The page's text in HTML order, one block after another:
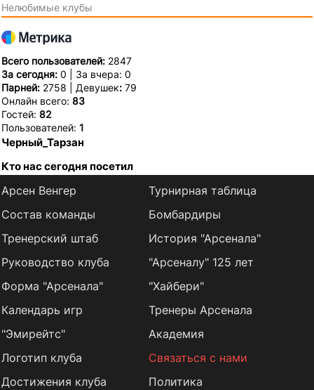
Нелюбимые клубы
Всего пользователей: 2847
За сегодня: 0 | За вчера: 0
Парней: 2758 | Девушек: 79
Онлайн всего: 83
Гостей: 82
Пользователей: 1
Черный_Тарзан
Кто нас сегодня посетил
Арсен Венгер
Состав команды
Тренерский штаб
Руководство клуба
Форма "Арсенала"
Календарь игр
Турнирная таблица
Бомбардиры
История "Арсенала"
"Арсеналу" 125 лет
"Хайбери"
Тренеры Арсенала
"Эмирейтс"
Логотип клуба
Достижения клуба
Академия
Связаться с нами
Политика